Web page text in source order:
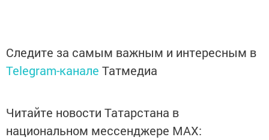
Следите за самым важным и интересным в
Telegram-канале Татмедиа
Читайте новости Татарстана в
национальном мессенджере MАХ: